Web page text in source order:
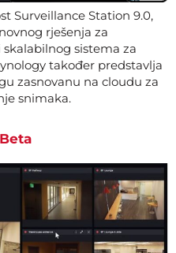
Surveillance Station 9.0,
rješenja za
sistema za
također predstavlja
zasnovanu na cloudu za
snimaka.